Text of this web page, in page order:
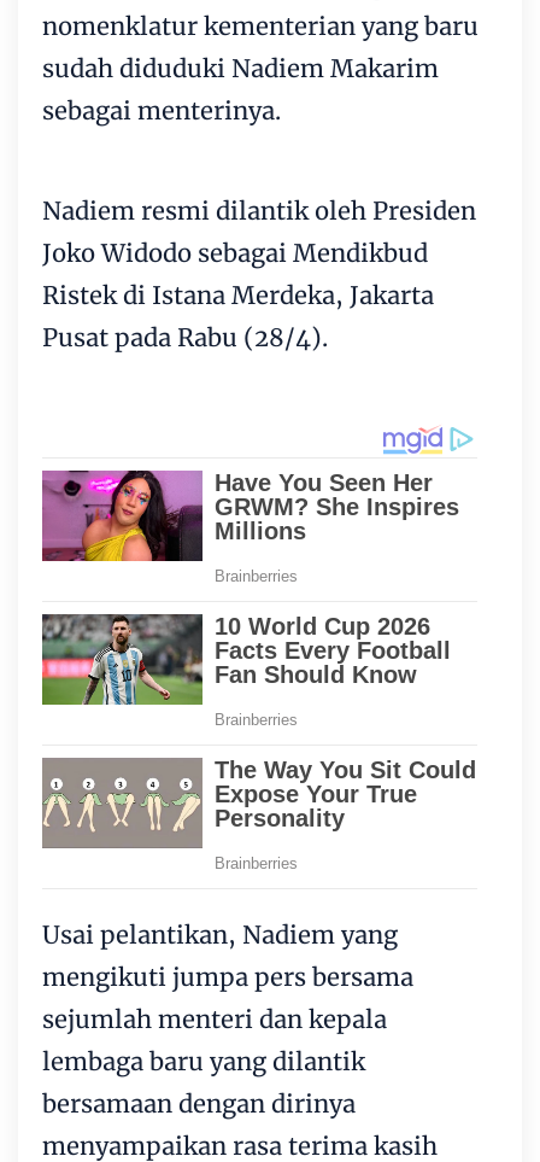
nomenklatur kementerian yang baru
sudah diduduki Nadiem Makarim
sebagai menterinya.
Nadiem resmi dilantik oleh Presiden
Joko Widodo sebagai Mendikbud
Ristek di Istana Merdeka, Jakarta
Pusat pada Rabu (28/4).
Usai pelantikan, Nadiem yang
mengikuti jumpa pers bersama
sejumlah menteri dan kepala
lembaga baru yang dilantik
bersamaan dengan dirinya
menyampaikan rasa terima kasih